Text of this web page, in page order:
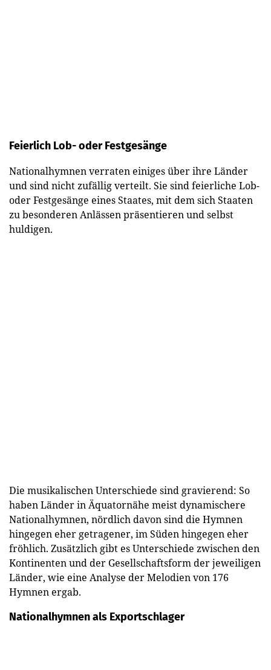
Feierlich Lob- oder Festgesänge
Nationalhymnen verraten einiges über ihre Länder
und sind nicht zufällig verteilt. Sie sind feierliche Lob-
oder Festgesänge eines Staates, mit dem sich Staaten
zu besonderen Anlässen präsentieren und selbst
huldigen.
Die musikalischen Unterschiede sind gravierend: So
haben Länder in Äquatornähe meist dynamischere
Nationalhymnen, nördlich davon sind die Hymnen
hingegen eher getragener, im Süden hingegen eher
fröhlich. Zusätzlich gibt es Unterschiede zwischen den
Kontinenten und der Gesellschaftsform der jeweiligen
Länder, wie eine Analyse der Melodien von 176
Hymnen ergab.
Nationalhymnen als Exportschlager